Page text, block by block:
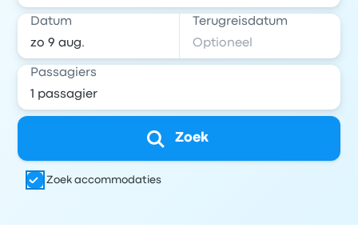
Datum Terugreisdatum
Passagiers
Zoek
Zoek accommodaties